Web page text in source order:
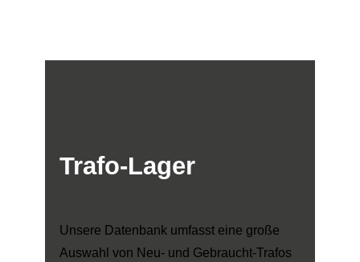
Trafo-Lager
Unsere Datenbank umfasst eine große
Auswahl von Neu- und Gebraucht-Trafos